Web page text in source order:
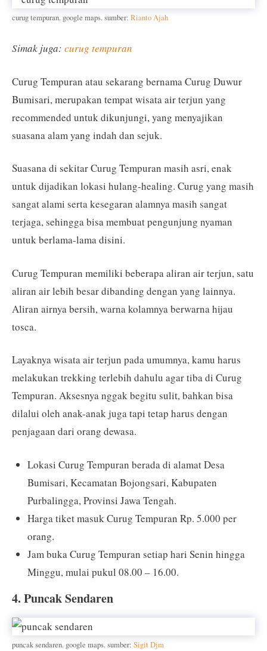
curug tempuran. google maps. sumber: Rianto Ajah
Simak juga: curug tempuran
Curug Tempuran atau sekarang bernama Curug Duwur
Bumisari, merupakan tempat wisata air terjun yang
recommended untuk dikunjungi, yang menyajikan
suasana alam yang indah dan sejuk.
Suasana di sekitar Curug Tempuran masih asri, enak
untuk dijadikan lokasi hulang-healing. Curug yang masih
sangat alami serta kesegaran alamnya masih sangat
terjaga, sehingga bisa membuat pengunjung nyaman
untuk berlama-lama disini.
Curug Tempuran memiliki beberapa aliran air terjun, satu
aliran air lebih besar dibanding dengan yang lainnya.
Aliran airnya bersih, warna kolamnya berwarna hijau
tosca.
Layaknya wisata air terjun pada umumnya, kamu harus
melakukan trekking terlebih dahulu agar tiba di Curug
Tempuran. Aksesnya nggak begitu sulit, bahkan bisa
dilalui oleh anak-anak juga tapi tetap harus dengan
penjagaan dari orang dewasa.
Lokasi Curug Tempuran berada di alamat Desa
Bumisari, Kecamatan Bojongsari, Kabupaten
Purbalingga, Provinsi Jawa Tengah.
Harga tiket masuk Curug Tempuran Rp. 5.000 per
orang.
Jam buka Curug Tempuran setiap hari Senin hingga
Minggu, mulai pukul 08.00 – 16.00.
4. Puncak Sendaren
puncak sendaren. google maps. sumber: Sigit Djm